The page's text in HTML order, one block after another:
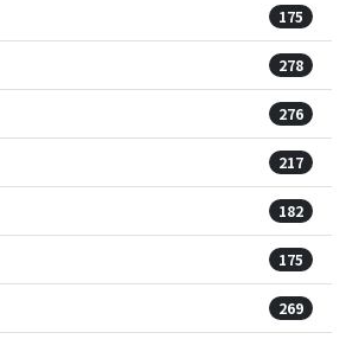
175
278
276
217
182
175
269